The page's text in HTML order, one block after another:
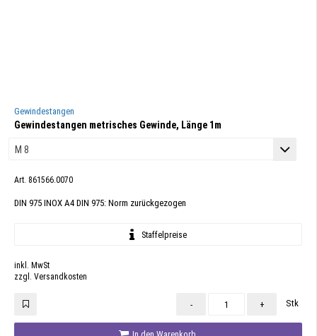
Gewindestangen
Gewindestangen metrisches Gewinde, Länge 1m
Art. 861566.0070
DIN 975 INOX A4 DIN 975: Norm zurückgezogen
Staffelpreise
inkl. MwSt
zzgl. Versandkosten
- + Stk